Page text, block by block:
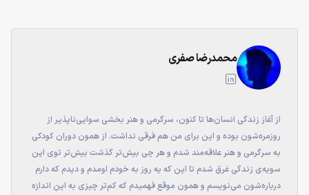
محمدرضا صفری
از آغاز زندگی انسان‌ها تا کنون، سرگرمی و هنر بخشی سوایی‌ناپذیر از
روزمره‌شون بوده و این برای من هم فرقی نداشت. از همون دوران کودکی
به سرگرمی و هنر علاقه‌مند شدم و هر چی بیش‌تر گذشت بیش‌تر توی این
سویه‌ی زندگی غرق شدم تا این که یه روز به خودم اومدم و دیدم که دارم
درباره‌شون می‌نویسم و همون موقع فهمیدم که کم‌تر چیزی به این اندازه